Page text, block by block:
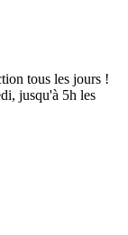
tous les jours !
jusqu'à 5h les